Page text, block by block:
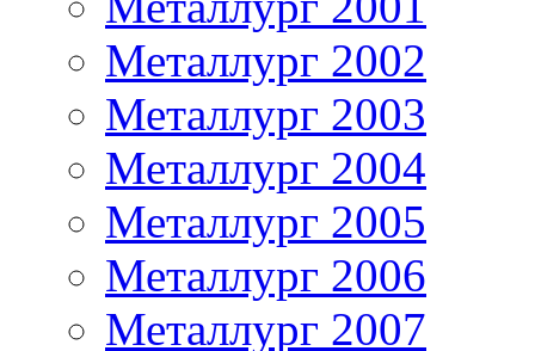
Металлург 2002
Металлург 2003
Металлург 2004
Металлург 2005
Металлург 2006
Металлург 2007